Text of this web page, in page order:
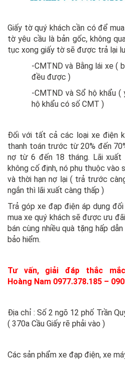
Giấy tờ quý khách cần có để
tờ yêu cầu là bản gốc, không
tục xong giấy tờ sẽ được trả lại
-CMTND và Bằng lái xe (
đều được )
-CMTND và Sổ hộ khẩu
hộ khẩu có số CMT )
Đối với tất cả các loại xe điện
thanh toán trước từ 20% đến
nợ từ 6 đến 18 tháng. Lãi xuất
không cố định, nó phụ thuộc
và thời hạn nợ lại ( trả trước
ngắn thì lãi xuất càng thấp )
Trả góp xe đạp điện áp dụng
mua xe quý khách sẽ được ưu
bán cùng nhiều quà tặng hấp
bảo hiểm.
Tư vấn, giải đáp thắc mắc
Hoàng Nam 0977.378.185 –
Địa chỉ : Số 2 ngõ 12 phố Trần
( 370a Cầu Giấy rẽ phải vào )
Các sản phẩm xe đạp điện, xe